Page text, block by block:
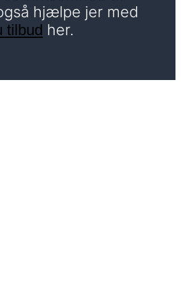
hjælpe jer med
tilbud her.